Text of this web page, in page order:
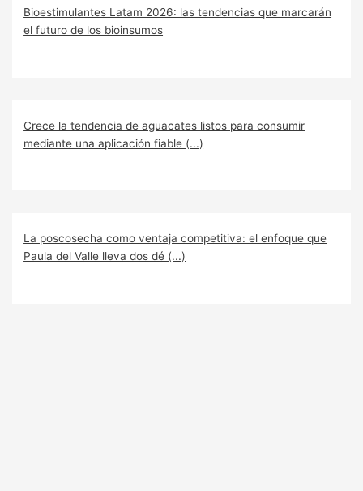
Bioestimulantes Latam 2026: las tendencias que marcarán
el futuro de los bioinsumos
Crece la tendencia de aguacates listos para consumir
mediante una aplicación fiable (...)
La poscosecha como ventaja competitiva: el enfoque que
Paula del Valle lleva dos dé (...)